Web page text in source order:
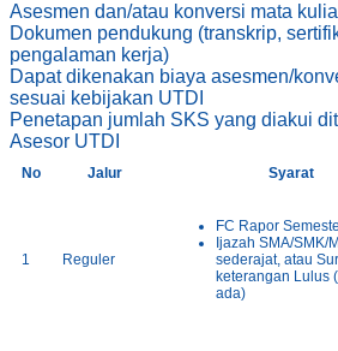
Asesmen dan/atau konversi mata
Dokumen pendukung (transkrip,
pengalaman kerja)
Dapat dikenakan biaya asesmen/
sesuai kebijakan UTDI
Penetapan jumlah SKS yang diakui
Asesor UTDI
No Jalur Syarat
1 Reguler
FC Rapor
Ijazah SMA/SMK/
sederajat, atau
keterangan Lulus
ada)